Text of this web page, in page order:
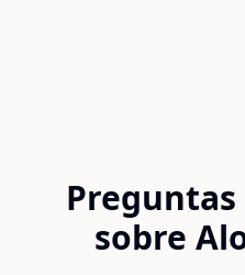
sobre